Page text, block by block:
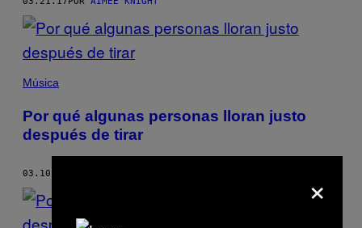
Música
Por qué algunas personas lloran justo
después de tirar
03.10.17 ×